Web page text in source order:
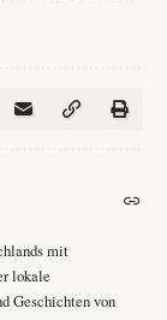
mit
lokale
Geschichten von